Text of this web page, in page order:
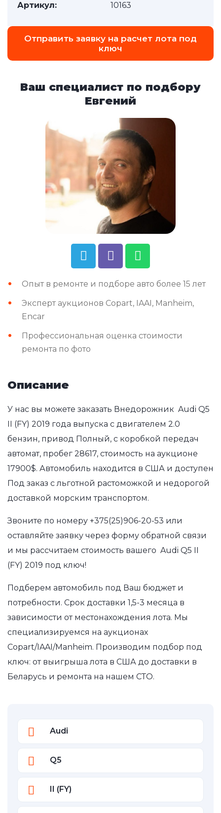
Артикул:
10163
Отправить заявку на расчет лота под
ключ
Ваш специалист по подбору
Евгений
Опыт в ремонте и подборе авто более 15 лет
Эксперт аукционов Copart, IAAI, Manheim,
Encar
Профессиональная оценка стоимости
ремонта по фото
Описание
У нас вы можете заказать Внедорожник Audi Q5
II (FY) 2019 года выпуска с двигателем 2.0
бензин, привод Полный, с коробкой передач
автомат, пробег 28617, стоимость на аукционе
17900$. Автомобиль находится в США и доступен
Под заказ с льготной растоможкой и недорогой
доставкой морским транспортом.
Звоните по номеру +375(25)906-20-53 или
оставляйте заявку через форму обратной связи
и мы рассчитаем стоимость вашего Audi Q5 II
(FY) 2019 под ключ!
Подберем автомобиль под Ваш бюджет и
потребности. Срок доставки 1,5-3 месяца в
зависимости от местонахождения лота. Мы
специализируемся на аукционах
Copart/IAAI/Manheim. Производим подбор под
ключ: от выигрыша лота в США до доставки в
Беларусь и ремонта на нашем СТО.
Audi
Q5
II (FY)